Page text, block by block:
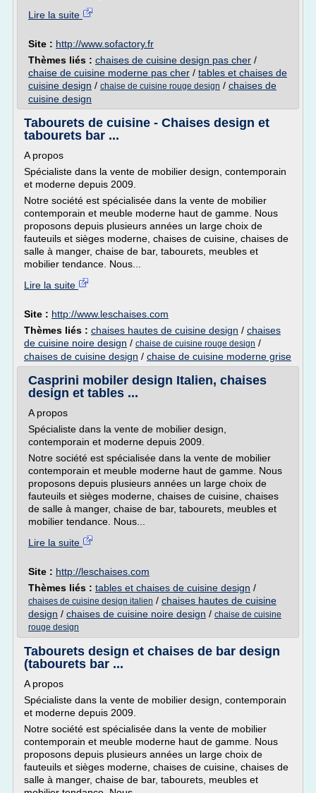
Lire la suite
Site : http://www.sofactory.fr
Thèmes liés : chaises de cuisine design pas cher /
chaise de cuisine moderne pas cher / tables et chaises de
cuisine design / chaise de cuisine rouge design / chaises de
cuisine design
Tabourets de cuisine - Chaises design et
tabourets bar ...
A propos
Spécialiste dans la vente de mobilier design, contemporain
et moderne depuis 2009.
Notre société est spécialisée dans la vente de mobilier
contemporain et meuble moderne haut de gamme. Nous
proposons depuis plusieurs années un large choix de
fauteuils et sièges moderne, chaises de cuisine, chaises de
salle à manger, chaise de bar, tabourets, meubles et
mobilier tendance. Nous...
Lire la suite
Site : http://www.leschaises.com
Thèmes liés : chaises hautes de cuisine design / chaises
de cuisine noire design / chaise de cuisine rouge design /
chaises de cuisine design / chaise de cuisine moderne grise
Casprini mobiler design Italien, chaises
design et tables ...
A propos
Spécialiste dans la vente de mobilier design,
contemporain et moderne depuis 2009.
Notre société est spécialisée dans la vente de mobilier
contemporain et meuble moderne haut de gamme. Nous
proposons depuis plusieurs années un large choix de
fauteuils et sièges moderne, chaises de cuisine, chaises
de salle à manger, chaise de bar, tabourets, meubles et
mobilier tendance. Nous...
Lire la suite
Site : http://leschaises.com
Thèmes liés : tables et chaises de cuisine design /
chaises de cuisine design italien / chaises hautes de cuisine
design / chaises de cuisine noire design / chaise de cuisine
rouge design
Tabourets design et chaises de bar design
(tabourets bar ...
A propos
Spécialiste dans la vente de mobilier design, contemporain
et moderne depuis 2009.
Notre société est spécialisée dans la vente de mobilier
contemporain et meuble moderne haut de gamme. Nous
proposons depuis plusieurs années un large choix de
fauteuils et sièges moderne, chaises de cuisine, chaises de
salle à manger, chaise de bar, tabourets, meubles et